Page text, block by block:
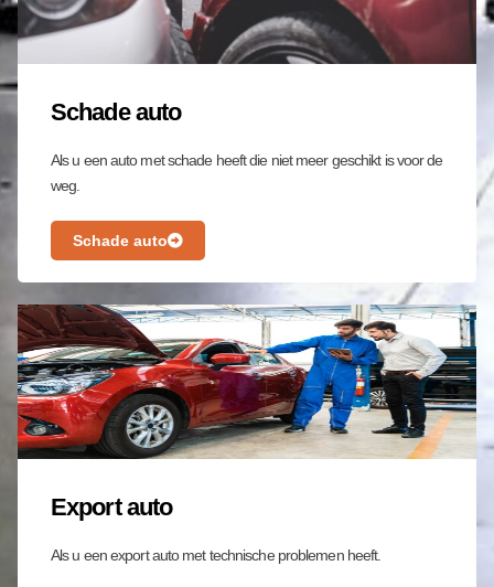
Schade auto
Als u een auto met schade heeft die niet meer geschikt is voor de
weg.
Schade auto
Export auto
Als u een export auto met technische problemen heeft.